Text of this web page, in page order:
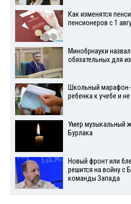
Как изменятся
пенсионеров с 1
Минобрнауки
обязательных для
Школьный марафон-
ребенка к учебе и
Умер музыкальный
Бурлака
Новый фронт или
решится на войну с
команды Запада